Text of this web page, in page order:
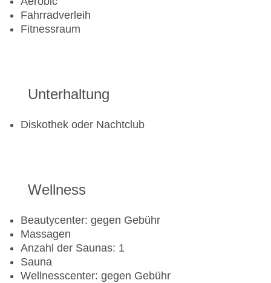
Fahrradverleih
Fitnessraum
Unterhaltung
Diskothek oder Nachtclub
Wellness
Beautycenter: gegen Gebühr
Massagen
Anzahl der Saunas: 1
Sauna
Wellnesscenter: gegen Gebühr